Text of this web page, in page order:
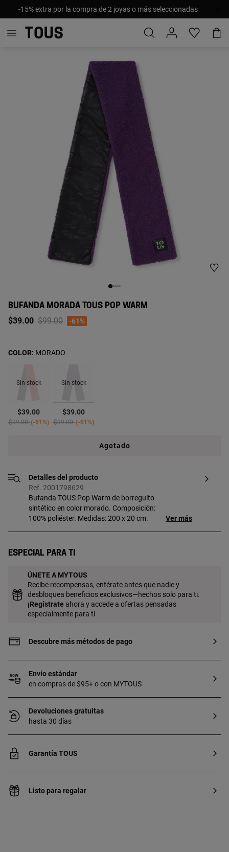
-15% extra por la compra de 2 joyas o más seleccionadas
BUFANDA MORADA TOUS POP WARM
$39.00 Price reduced from
$99.00to-61%
Sin stock
$39.00
Price reduced from
$99.00to-61%
Sin stock
seleccionado
$39.00
Price reduced from
$99.00to-61%
COLOR: MORADO
Agotado
Detalles del producto
Ref. 2001798629
Bufanda TOUS Pop Warm de borreguito
sintético en color morado. Composición:
100% poliéster. Medidas: 200 x 20 cm.
Ver más
Especial para ti
ÚNETE A MYTOUS
Recibe recompensas, entérate antes que nadie y
desbloquea beneficios exclusivos—hechos solo para ti.
¡Regístrate ahora y accede a ofertas pensadas
especialmente para ti
Descubre más métodos de pago
Envío estándar
en compras de $95+ o con MYTOUS
Devoluciones gratuitas
hasta 30 días
Garantía TOUS
Listo para regalar